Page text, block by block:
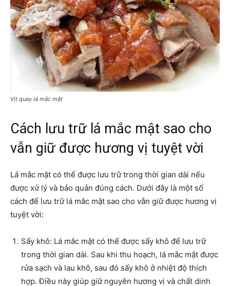
Vịt quay lá mắc mật
Cách lưu trữ lá mắc mật sao cho
vẫn giữ được hương vị tuyệt vời
Lá mắc mật có thể được lưu trữ trong thời gian dài nếu
được xử lý và bảo quản đúng cách. Dưới đây là một số
cách để lưu trữ lá mắc mật sao cho vẫn giữ được hương vị
tuyệt vời:
Sấy khô: Lá mắc mật có thể được sấy khô để lưu trữ
trong thời gian dài. Sau khi thu hoạch, lá mắc mật được
rửa sạch và lau khô, sau đó sấy khô ở nhiệt độ thích
hợp. Điều này giúp giữ nguyên hương vị và chất dinh